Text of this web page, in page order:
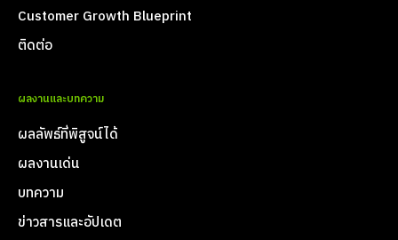
Customer Growth Blueprint
ติดต่อ
ผลงานและบทความ
ผลลัพธ์ที่พิสูจน์ได้
ผลงานเด่น
บทความ
ข่าวสารและอัปเดต